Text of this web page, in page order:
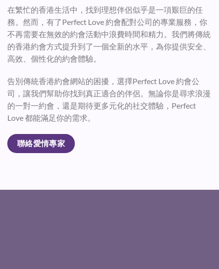
在繁忙的香港生活中，找到理想伴侶似乎是一項艱巨的任
務。然而，有了Perfect Love 約會配對公司的專業服務，你
不再需要在無效的約會活動中浪費時間和精力。我們將傳統
的香港約會方式提升到了一個全新的水平，為你提供安全、
高效、個性化的約會體驗。
告別傳統香港約會網站的困擾，選擇Perfect Love 約會公
司，讓我們幫助你找到真正適合的伴侶。無論你是尋求浪漫
的一對一約會，還是期待更多元化的社交體驗，Perfect
Love 都能滿足你的需求。
聯絡愛情專家